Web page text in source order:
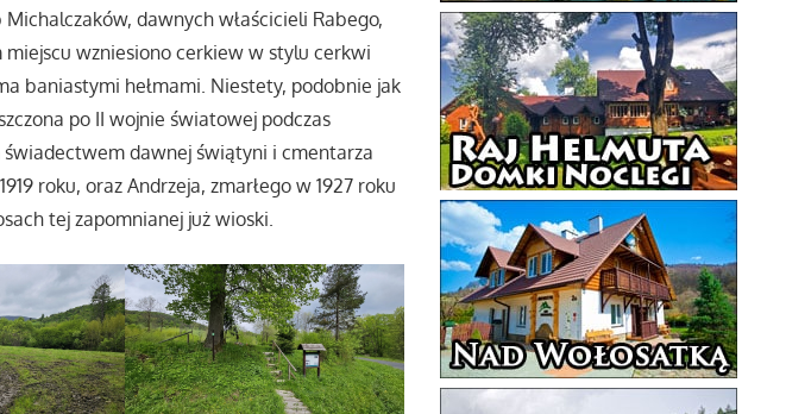
dawnych właścicieli Rabego,
wzniesiono cerkiew w stylu cerkwi
baniastymi hełmami. Niestety, podobnie jak
po II wojnie światowej podczas
dawnej świątyni i cmentarza
roku, oraz Andrzeja, zmarłego w 1927 roku
tej zapomnianej już wioski.